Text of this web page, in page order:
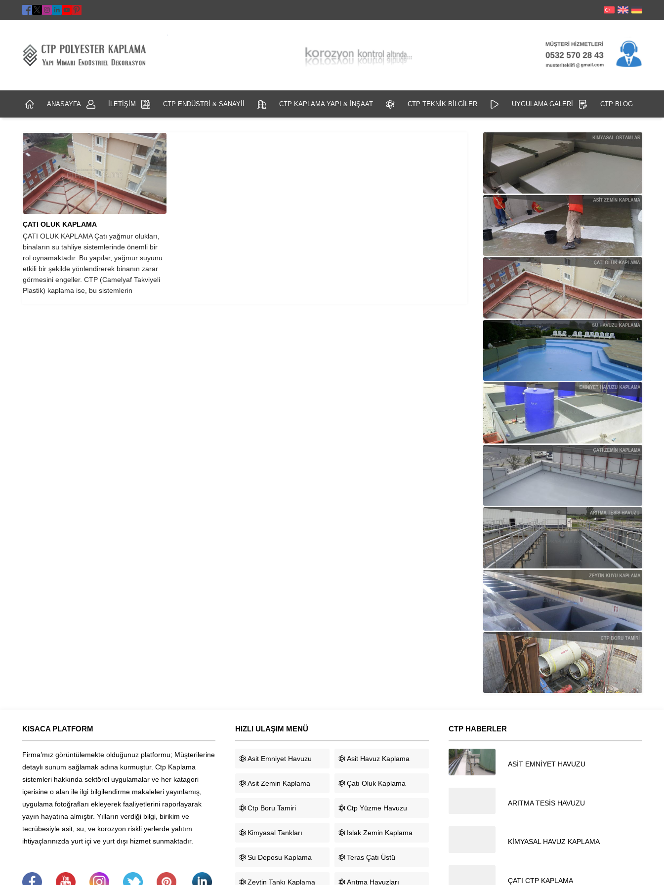
ANASAYFA İLETİŞİM CTP ENDÜSTRİ & SANAYİİ CTP KAPLAMA YAPI & İNŞAAT CTP TEKNİK BİLGİLER UYGULAMA GALERİ CTP BLOG
ÇATI OLUK KAPLAMA
ÇATI OLUK KAPLAMA Çatı yağmur olukları,
binaların su tahliye sistemlerinde önemli bir
rol oynamaktadır. Bu yapılar, yağmur suyunu
etkili bir şekilde yönlendirerek binanın zarar
görmesini engeller. CTP (Camelyaf Takviyeli
Plastik) kaplama ise, bu sistemlerin
KISACA PLATFORM
Firma’mız görüntülemekte olduğunuz platformu; Müşterilerine
detaylı sunum sağlamak adına kurmuştur. Ctp Kaplama
sistemleri hakkında sektörel uygulamalar ve her katagori
içerisine o alan ile ilgi bilgilendirme makaleleri yayınlamış,
uygulama fotoğrafları ekleyerek faaliyetlerini raporlayarak
yayın hayatına almıştır. Yılların verdiği bilgi, birikim ve
tecrübesiyle asit, su, ve korozyon riskli yerlerde yalıtım
ihtiyaçlarınızda yurt içi ve yurt dışı hizmet sunmaktadır.
HIZLI ULAŞIM MENÜ
Asit Emniyet Havuzu Asit Havuz Kaplama
Asit Zemin Kaplama Çatı Oluk Kaplama
Ctp Boru Tamiri Ctp Yüzme Havuzu
Kimyasal Tankları Islak Zemin Kaplama
Su Deposu Kaplama Teras Çatı Üstü
Zeytin Tankı Kaplama Arıtma Havuzları
CTP HABERLER
ASİT EMNİYET HAVUZU
ARITMA TESİS HAVUZU
KİMYASAL HAVUZ KAPLAMA
ÇATI CTP KAPLAMA